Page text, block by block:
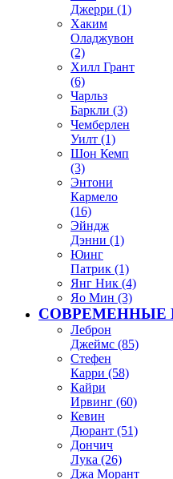
Джерри (1)
Хаким
Оладжувон
(2)
Хилл Грант
(6)
Чарльз
Баркли (3)
Чемберлен
Уилт (1)
Шон Кемп
(3)
Энтони
Кармело
(16)
Эйндж
Дэнни (1)
Юинг
Патрик (1)
Янг Ник (4)
Яо Мин (3)
СОВРЕМЕННЫЕ
Леброн
Джеймс (85)
Стефен
Карри (58)
Кайри
Ирвинг (60)
Кевин
Дюрант (51)
Дончич
Лука (26)
Джа Морант